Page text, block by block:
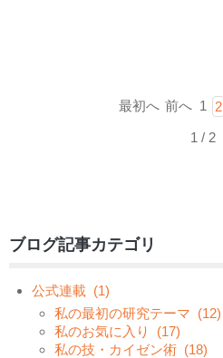
最初へ 前へ 1 2
1 / 2
ブログ記事カテゴリ
公式連載 (1)
私の最初の研究テーマ (12)
私のお気に入り
(17)
私の技・カイゼン術 (18)